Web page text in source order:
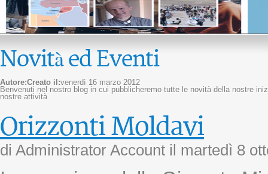
Novità ed Eventi
Autore:Creato il:venerdì 16 marzo 2012
Benvenuti nel nostro blog in cui pubblicheremo tutte le novità della nostre
nostre attività
Orizzonti Moldavi
di Administrator Account il martedì 8